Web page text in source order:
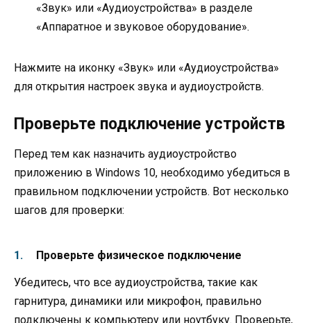
«Звук» или «Аудиоустройства» в разделе
«Аппаратное и звуковое оборудование».
Нажмите на иконку «Звук» или «Аудиоустройства»
для открытия настроек звука и аудиоустройств.
Проверьте подключение устройств
Перед тем как назначить аудиоустройство
приложению в Windows 10, необходимо убедиться в
правильном подключении устройств. Вот несколько
шагов для проверки:
Проверьте физическое подключение
Убедитесь, что все аудиоустройства, такие как
гарнитура, динамики или микрофон, правильно
подключены к компьютеру или ноутбуку. Проверьте,